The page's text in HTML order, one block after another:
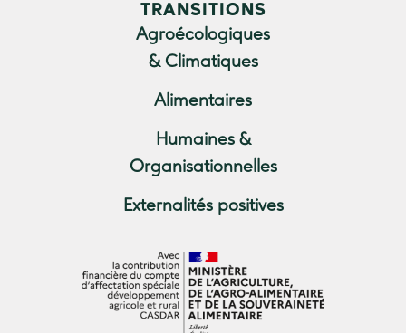
TRANSITIONS
Agroécologiques
& Climatiques
Alimentaires
Humaines &
Organisationnelles
Externalités positives